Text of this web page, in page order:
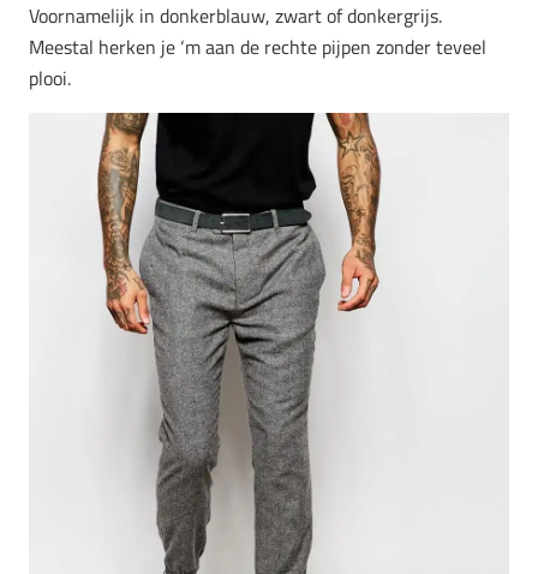
Voornamelijk in donkerblauw, zwart of donkergrijs.
Meestal herken je ‘m aan de rechte pijpen zonder teveel
plooi.